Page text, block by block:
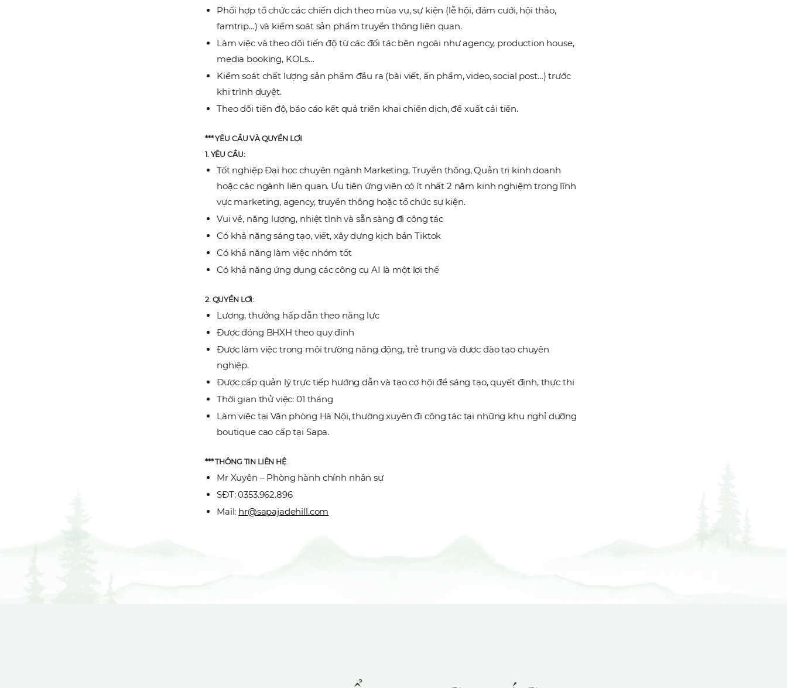
Phối hợp tổ chức các chiến dịch theo mùa vụ, sự kiện (lễ hội, đám cưới, hội thảo,
famtrip…) và kiểm soát sản phẩm truyền thông liên quan.
Làm việc và theo dõi tiến độ từ các đối tác bên ngoài như agency, production house,
media booking, KOLs…
Kiểm soát chất lượng sản phẩm đầu ra (bài viết, ấn phẩm, video, social post…) trước
khi trình duyệt.
Theo dõi tiến độ, báo cáo kết quả triển khai chiến dịch, đề xuất cải tiến.
*** YÊU CẦU VÀ QUYỀN LỢI
1. YÊU CẦU:
Tốt nghiệp Đại học chuyên ngành Marketing, Truyền thông, Quản trị kinh doanh
hoặc các ngành liên quan. Ưu tiên ứng viên có ít nhất 2 năm kinh nghiệm trong lĩnh
vực marketing, agency, truyền thông hoặc tổ chức sự kiện.
Vui vẻ, năng lượng, nhiệt tình và sẵn sàng đi công tác
Có khả năng sáng tạo, viết, xây dựng kịch bản Tiktok
Có khả năng làm việc nhóm tốt
Có khả năng ứng dụng các công cụ AI là một lợi thế
2. QUYỀN LỢI:
Lương, thưởng hấp dẫn theo năng lực
Được đóng BHXH theo quy định
Được làm việc trong môi trường năng động, trẻ trung và được đào tạo chuyên
nghiệp.
Được cấp quản lý trực tiếp hướng dẫn và tạo cơ hội để sáng tạo, quyết định, thực thi
Thời gian thử việc: 01 tháng
Làm việc tại Văn phòng Hà Nội, thường xuyên đi công tác tại những khu nghỉ dưỡng
boutique cao cấp tại Sapa.
*** THÔNG TIN LIÊN HỆ
Mr Xuyên – Phòng hành chính nhân sự
SĐT: 0353.962.896
Mail: hr@sapajadehill.com